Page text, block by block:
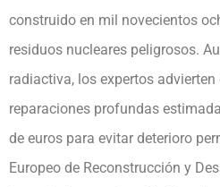
construido en mil novecientos
residuos nucleares peligrosos.
radiactiva, los expertos
reparaciones profundas
de euros para evitar deterioro
Europeo de Reconstrucción y